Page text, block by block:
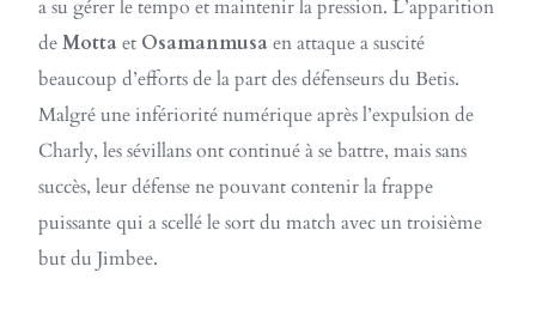
a su gérer le tempo et maintenir la pression. L’apparition
deMottaet Osamanmusaen attaque a suscité
beaucoup d’efforts de la part des défenseurs du Betis.
Malgré une infériorité numérique après l’expulsion de
Charly, les sévillans ont continué à se battre, mais sans
succès, leur défense ne pouvant contenir la frappe
puissante qui a scellé le sort du match avec un troisième
but du Jimbee.